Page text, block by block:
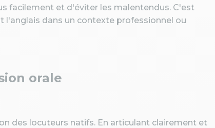
facilement et d'éviter les malentendus. C'est
dans un contexte professionnel ou
orale
des locuteurs natifs. En articulant clairement et